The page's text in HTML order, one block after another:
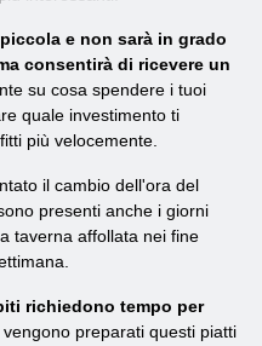
e non sarà in grado
consentirà di ricevere un
su cosa spendere i tuoi
quale investimento ti
più velocemente.
il cambio dell'ora del
presenti anche i giorni
taverna affollata nei fine
richiedono tempo per
vengono preparati questi piatti